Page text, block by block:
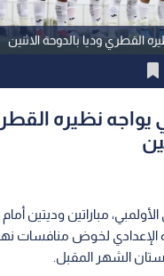
القطري وديا بالدوحة الاثنين
يواجه نظيره
مباراتين وديتين
لخوض منافسات
الشهر المقبل.